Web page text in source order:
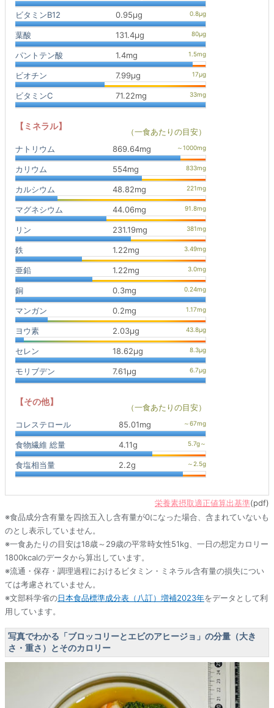
ビタミンB12 0.95μg
葉酸 131.4μg
パントテン酸 1.4mg
ビオチン 7.99μg
ビタミンC 71.22mg
【ミネラル】
（一食あたりの目安）
ナトリウム
869.64mg
カリウム 554mg
カルシウム 48.82mg
マグネシウム 44.06mg
リン 231.19mg
鉄 1.22mg
亜鉛 1.22mg
銅 0.3mg
マンガン 0.2mg
ヨウ素 2.03μg
セレン 18.62μg
モリブデン 7.61μg
【その他】
（一食あたりの目安）
コレステロール
85.01mg
食物繊維 総量 4.11g
食塩相当量 2.2g
栄養素摂取適正値算出基準(pdf)
※食品成分含有量を四捨五入し含有量が0になった場合、含まれていないも
のとし表示していません。
※一食あたりの目安は18歳～29歳の平常時女性51kg、一日の想定カロリー
1800kcalのデータから算出しています。
※流通・保存・調理過程におけるビタミン・ミネラル含有量の損失につい
ては考慮されていません。
※文部科学省の日本食品標準成分表（八訂）増補2023年をデータとして利
用しています。
写真でわかる「ブロッコリーとエビのアヒージョ」の分量（大き
さ・重さ）とそのカロリー